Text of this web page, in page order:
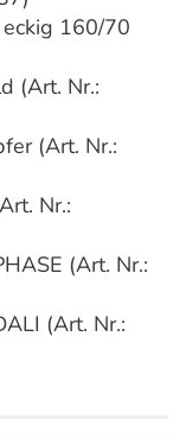
160/70
(Art. Nr.:
(Art. Nr.:
Nr.:
(Art. Nr.:
(Art. Nr.: